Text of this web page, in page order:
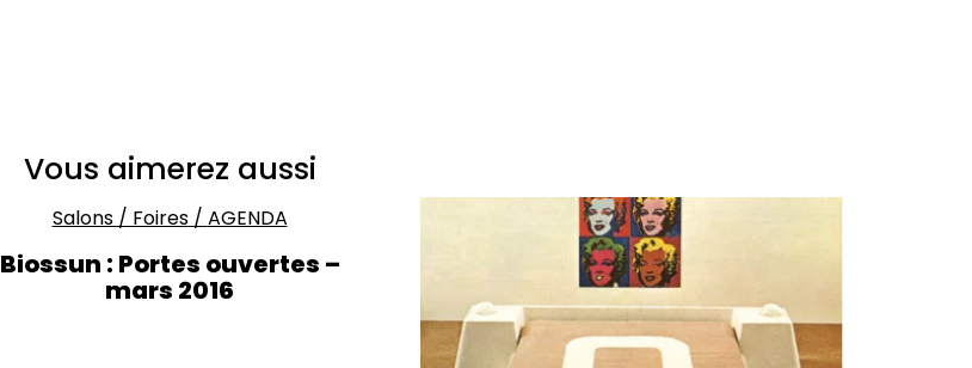
Vous aimerez aussi
Salons / Foires/ AGENDA
Biossun : Portes ouvertes –
mars 2016